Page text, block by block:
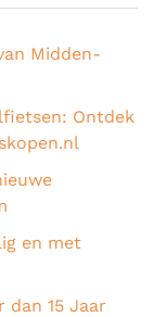
Midden-
Ontdek
en met
dan 15 Jaar